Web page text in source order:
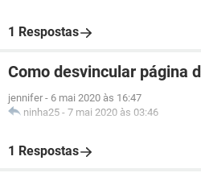
1 Respostas
Como desvincular página
jennifer - 6 mai 2020 às 16:47
ninha25 - 7 mai 2020 às 03:46
1 Respostas